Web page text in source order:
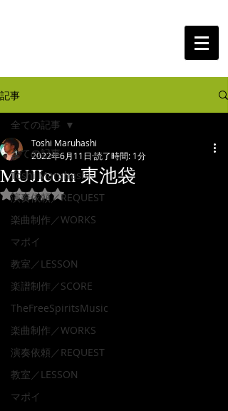
記事
全ての記事
Toshi Maruhashi
演奏依頼／REQUEST
楽曲制作／WORKS
マポイ
教室／LESSON
楽譜制作／SCORE
TheFreeSpiritsMusic
楽曲制作／WORKS
演奏依頼／REQUEST
教室／LESSON
マポイ
全ての記事
MUJIcom 東池袋
Toshi Maruhashi
2022年6月11日 読了時間: 1分
5つ星のうちNaNと評価されています。